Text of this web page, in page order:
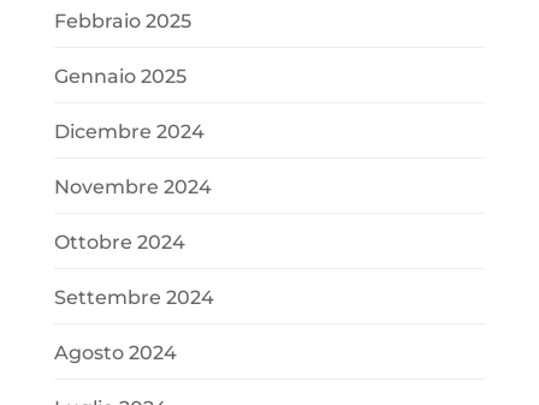
Febbraio 2025
Gennaio 2025
Dicembre 2024
Novembre 2024
Ottobre 2024
Settembre 2024
Agosto 2024